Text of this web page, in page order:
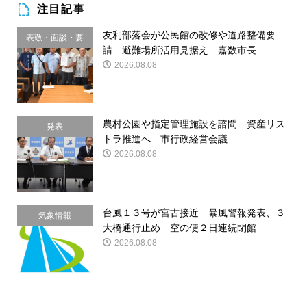
注目記事
表敬・面談・要
請
友利部落会が公民館の改修や道路整備要
請 避難場所活用見据え 嘉数市長...
2026.08.08
発表
農村公園や指定管理施設を諮問 資産リス
トラ推進へ 市行政経営会議
2026.08.08
気象情報
台風１３号が宮古接近 暴風警報発表、３
大橋通行止め 空の便２日連続閉館
2026.08.08